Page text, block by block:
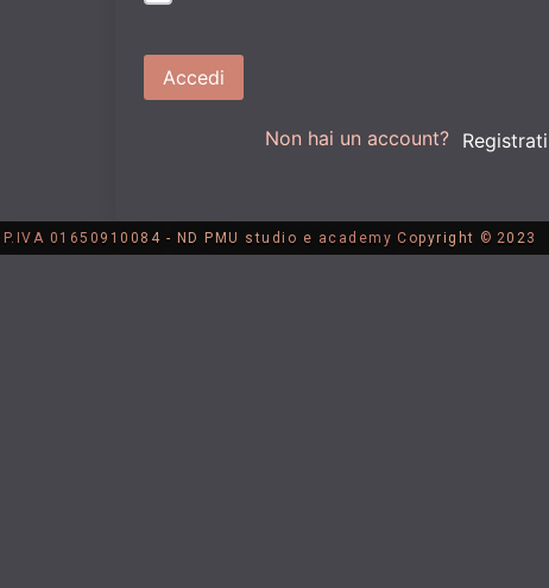
Accedi
Non hai un account?
P.IVA 01650910084 - ND PMU studio e academy Copyright © 2023